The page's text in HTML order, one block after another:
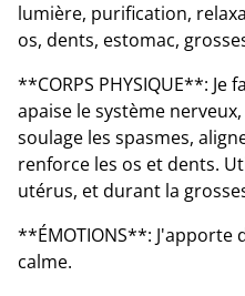
lumière, purification,
os, dents, estomac,
**CORPS PHYSIQUE**:
apaise le système
soulage les spasmes,
renforce les os et dents.
utérus, et durant la
**ÉMOTIONS**: J'apporte
calme.